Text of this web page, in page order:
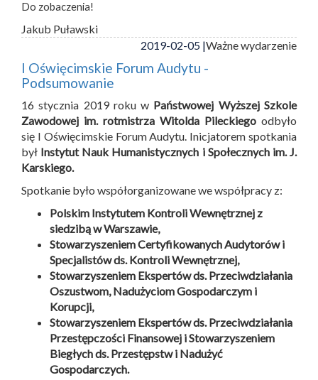
Do zobaczenia!
Jakub Puławski
2019-02-05 |Ważne wydarzenie
I Oświęcimskie Forum Audytu -
Podsumowanie
16 stycznia 2019 roku w Państwowej Wyższej Szkole
Zawodowej im. rotmistrza Witolda Pileckiego odbyło
się I Oświęcimskie Forum Audytu. Inicjatorem spotkania
był Instytut Nauk Humanistycznych i Społecznych im. J.
Karskiego.
Spotkanie było współorganizowane we współpracy z:
Polskim Instytutem Kontroli Wewnętrznej z
siedzibą w Warszawie,
Stowarzyszeniem Certyfikowanych Audytorów i
Specjalistów ds. Kontroli Wewnętrznej,
Stowarzyszeniem Ekspertów ds. Przeciwdziałania
Oszustwom, Nadużyciom Gospodarczym i
Korupcji,
Stowarzyszeniem Ekspertów ds. Przeciwdziałania
Przestępczości Finansowej i Stowarzyszeniem
Biegłych ds. Przestępstw i Nadużyć
Gospodarczych.